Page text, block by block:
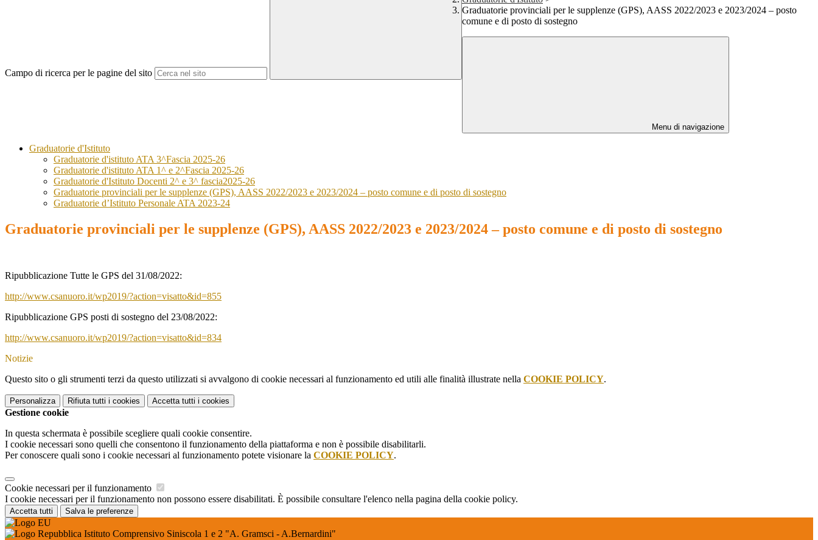
Campo di ricerca per le pagine del sito
Graduatorie provinciali per le supplenze (GPS), AASS 2022/2023 e 2023/2024 – posto
comune e di posto di sostegno
Menu di navigazione
Graduatorie d'Istituto
Graduatorie d'istituto ATA 3^Fascia 2025-26
Graduatorie d'istituto ATA 1^ e 2^Fascia 2025-26
Graduatorie d'Istituto Docenti 2^ e 3^ fascia2025-26
Graduatorie provinciali per le supplenze (GPS), AASS 2022/2023 e 2023/2024 – posto comune e di posto di sostegno
Graduatorie d’Istituto Personale ATA 2023-24
Graduatorie provinciali per le supplenze (GPS), AASS 2022/2023 e 2023/2024 – posto comune e di posto di sostegno
Ripubblicazione Tutte le GPS del 31/08/2022:
http://www.csanuoro.it/wp2019/?action=visatto&id=855
Ripubblicazione GPS posti di sostegno del 23/08/2022:
http://www.csanuoro.it/wp2019/?action=visatto&id=834
Notizie
Questo sito o gli strumenti terzi da questo utilizzati si avvalgono di cookie necessari al funzionamento ed utili alle finalità illustrate nella COOKIE POLICY.
Personalizza Rifiuta tutti i cookies Accetta tutti i cookies
Gestione cookie
In questa schermata è possibile scegliere quali cookie consentire.
I cookie necessari sono quelli che consentono il funzionamento della piattaforma e non è possibile disabilitarli.
Per conoscere quali sono i cookie necessari al funzionamento potete visionare la COOKIE POLICY.
Cookie necessari per il funzionamento
I cookie necessari per il funzionamento non possono essere disabilitati. È possibile consultare l'elenco nella pagina della cookie policy.
Accetta tutti Salva le preferenze
Istituto Comprensivo Siniscola 1 e 2 "A. Gramsci - A.Bernardini"